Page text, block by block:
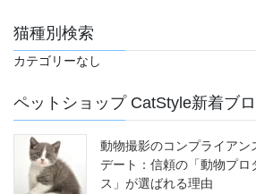
猫種別検索
カテゴリーなし
ペットショップ CatStyle新着ブ
動物撮影のコンプライアン
デート：信頼の「動物プロ
ス」が選ばれる理由